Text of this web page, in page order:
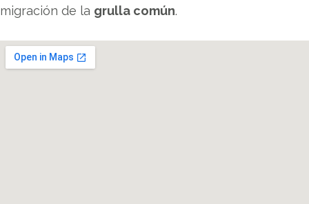
migración de la grulla común.